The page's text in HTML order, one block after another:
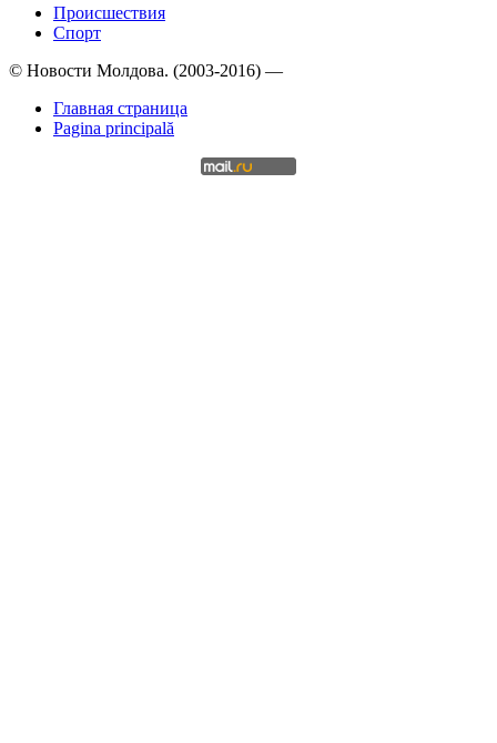
Происшествия
Спорт
© Новости Молдова. (2003-2016) —
Главная страница
Pagina principală